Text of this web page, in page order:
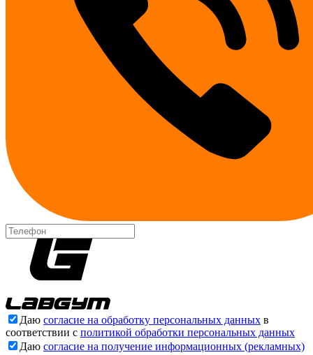
Даю согласие на обработку персональных данных в
соответствии с политикой обработки персональных данных
Даю согласие на получение информационных (рекламных)